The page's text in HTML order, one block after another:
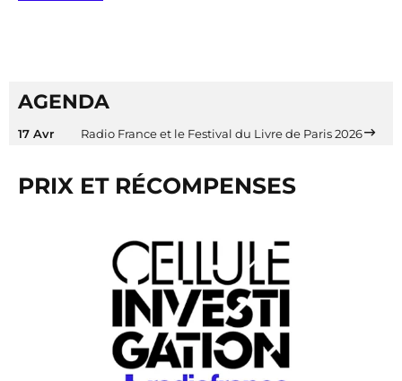
AGENDA
17 Avr Radio France et le Festival du Livre de Paris 2026
PRIX ET RÉCOMPENSES